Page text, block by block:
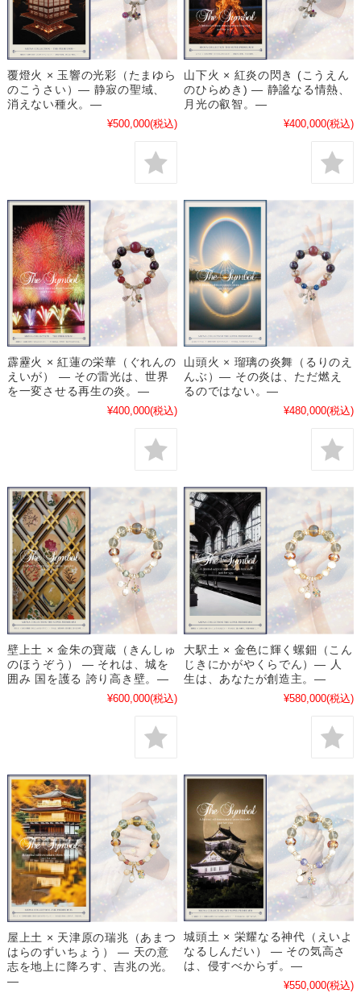
覆燈火 × 玉響の光彩（たまゆら
のこうさい）― 静寂の聖域、
消えない種火。―
¥500,000(税込)
山下火 × 紅炎の閃き (こうえん
のひらめき) ― 静謐なる情熱、
月光の叡智。―
¥400,000(税込)
霹靂火 × 紅蓮の栄華（ぐれんの
えいが） ― その雷光は、世界
を一変させる再生の炎。―
¥400,000(税込)
山頭火 × 瑠璃の炎舞（るりのえ
んぶ）― その炎は、ただ燃え
るのではない。―
¥480,000(税込)
壁上土 × 金朱の寶蔵（きんしゅ
のほうぞう） ― それは、城を
囲み 国を護る 誇り高き壁。―
¥600,000(税込)
大駅土 × 金色に輝く螺鈿（こん
じきにかがやくらでん）― 人
生は、あなたが創造主。―
¥580,000(税込)
屋上土 × 天津原の瑞兆（あまつ
はらのずいちょう） ― 天の意
志を地上に降ろす、吉兆の光。
―
城頭土 × 栄耀なる神代（えいよ
なるしんだい） ― その気高さ
は、侵すべからず。―
¥550,000(税込)